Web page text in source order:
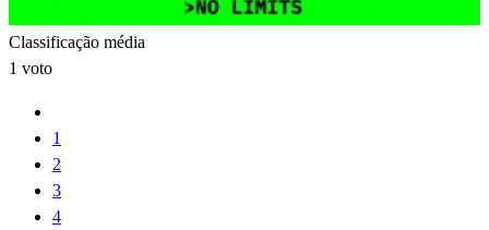
Classificação média
1 voto
1
2
3
4